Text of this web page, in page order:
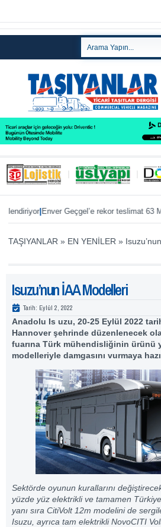
|Enver Geçgel’e rekor teslimat 63
TAŞIYANLAR » EN YENİLER »
Isuzu’nun İAA Modelleri
Tarih: Eylül 2, 2022
Anadolu Is uzu, 20-25 Eylül 2022
Hannover şehrinde düzenlenecek
fuarına Türk mühendisliğinin ürünü
modelleriyle damgasını vurmaya
Sektörde oyunun kurallarını
yüzde yüz elektrikli ve tamamen
yanı sıra CitiVolt 12m modelini de
Isuzu, ayrıca tam elektrikli NovoCITI